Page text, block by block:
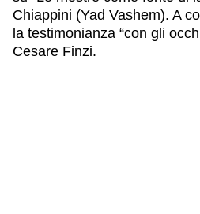
Chiappini (Yad Vashem). A
la testimonianza “con gli
Cesare Finzi.